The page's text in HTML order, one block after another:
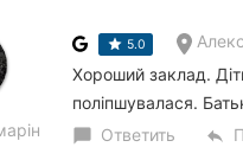
5.0
Хороший заклад.
поліпшувалася.
chat_bubble Ответить reply